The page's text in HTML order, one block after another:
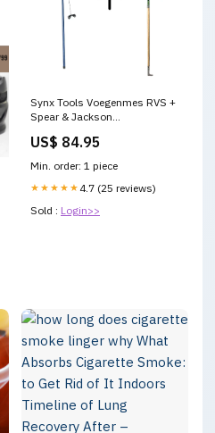
Synx Tools Voegenmes RVS +
Spear & Jackson
JAAR Garantie - Totale lengte
Voegenkrabber met steel
150cm Luchtverfrisser
US$ 84.95
Min. order: 1 piece
★★★★★ 4.7 (25 reviews)
Sold : Login>>